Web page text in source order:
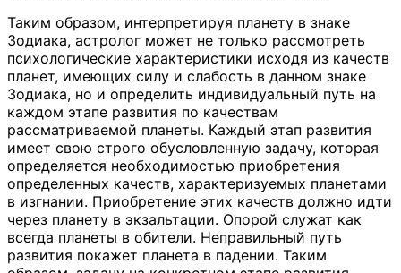
Таким образом, интерпретируя планету в знаке
Зодиака, астролог может не только рассмотреть
психологические характеристики исходя из качеств
планет, имеющих силу и слабость в данном знаке
Зодиака, но и определить индивидуальный путь на
каждом этапе развития по качествам
рассматриваемой планеты. Каждый этап развития
имеет свою строго обусловленную задачу, которая
определяется необходимостью приобретения
определенных качеств, характеризуемых планетами
в изгнании. Приобретение этих качеств должно идти
через планету в экзальтации. Опорой служат как
всегда планеты в обители. Неправильный путь
развития покажет планета в падении. Таким